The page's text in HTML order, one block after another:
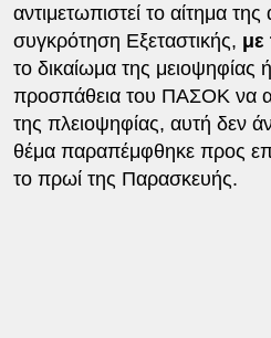
αντιμετωπιστεί το αίτημα της
συγκρότηση Εξεταστικής, με
το δικαίωμα της μειοψηφίας
προσπάθεια του ΠΑΣΟΚ να
της πλειοψηφίας, αυτή δεν
θέμα παραπέμφθηκε προς
το πρωί της Παρασκευής.